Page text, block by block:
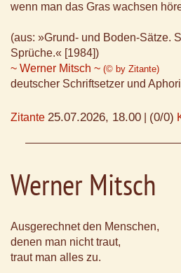
wenn man das Gras wachsen
(aus: »Grund- und Boden-Sätze.
Sprüche.« [1984])
~ Werner Mitsch ~ (© by Zitante)
deutscher Schriftsetzer und
Zitante 25.07.2026, 18.00 (0/0)
Werner Mitsch
Ausgerechnet den Menschen,
denen man nicht traut,
traut man alles zu.